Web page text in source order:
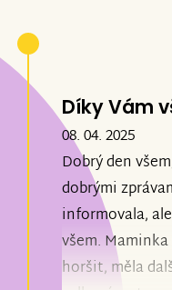
Díky Vám
08. 04. 2025
Dobrý den
dobrými
informovala,
všem.
horšit, měla